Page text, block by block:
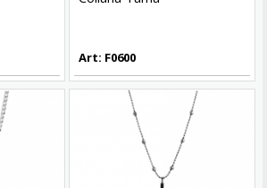
Art: F0600